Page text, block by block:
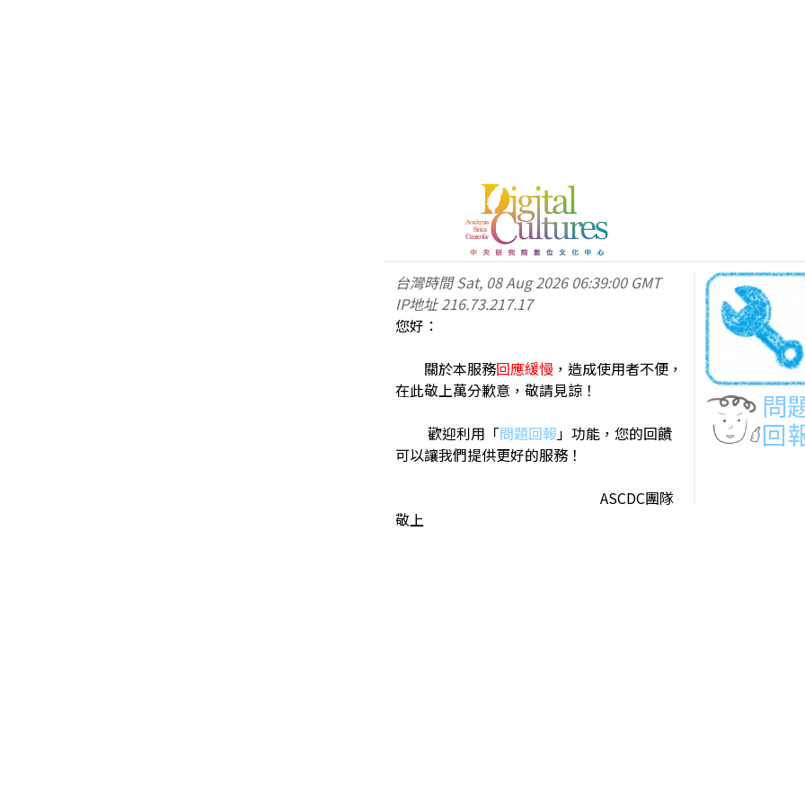
台灣時間Sat, 08 Aug 2026 06:39:00 GMT
IP地址216.73.217.17
您好：
關於本服務回應緩慢 ，造成使用者不便，
在此敬上萬分歉意，敬請見諒！
歡迎利用「問題回報」功能，您的回饋
可以讓我們提供更好的服務！
ASCDC團隊
敬上
問
回